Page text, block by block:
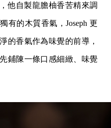
他自製龍膽柚香苦精來調
有的木質香氣，Joseph 更
的香氣作為味覺的前導，
鋪陳一條口感細緻、味覺